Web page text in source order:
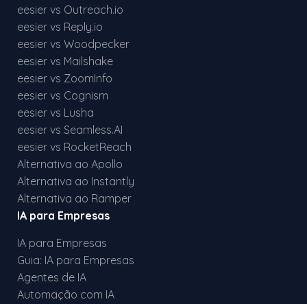
eesier vs Outreach.io
eesier vs Reply.io
eesier vs Woodpecker
eesier vs Mailshake
eesier vs ZoomInfo
eesier vs Cognism
eesier vs Lusha
eesier vs Seamless.AI
eesier vs RocketReach
Alternativa ao Apollo
Alternativa ao Instantly
Alternativa ao Ramper
IA para Empresas
IA para Empresas
Guia: IA para Empresas
Agentes de IA
Automação com IA